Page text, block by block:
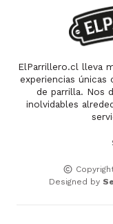
ElParrillero.cl lleva
experiencias
de parrilla. Nos
inolvidables
Designed by